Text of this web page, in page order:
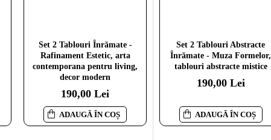
Set 2 Tablouri Înrămate -
Rafinament Estetic, arta
contemporana pentru living,
decor modern
190,00 Lei
ADAUGĂ ÎN COȘ
Set 2 Tablouri Flori Abstracte
Înrămate - Natura Vivace,
contrast rafinat, potrivit
oricărui stil de amenajare
ADAUGĂ ÎN COȘ
Set 2 Tablouri Abstracte
Înrămate - Muza Formelor,
tablouri abstracte mistice
190,00 Lei
ADAUGĂ ÎN COȘ